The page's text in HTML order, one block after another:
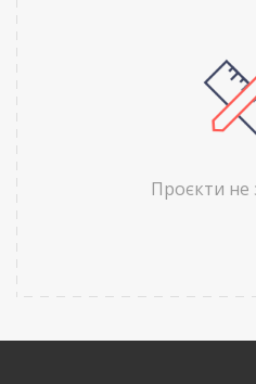
Проєкти не